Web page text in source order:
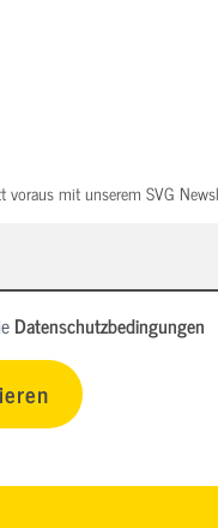
voraus mit unserem SVG
Datenschutzbedingungen